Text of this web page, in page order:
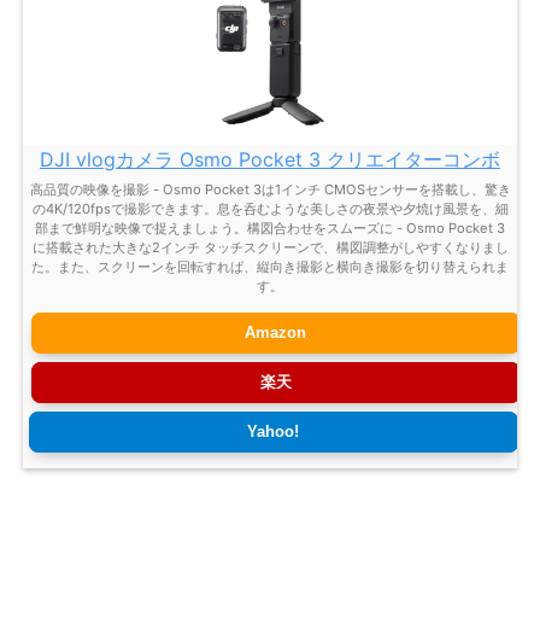
DJI vlogカメラ Osmo Pocket 3 クリエイターコンボ
高品質の映像を撮影 - Osmo Pocket 3は1インチ CMOSセンサーを搭載し、驚き
の4K/120fpsで撮影できます。息を呑むような美しさの夜景や夕焼け風景を、細
部まで鮮明な映像で捉えましょう。構図合わせをスムーズに - Osmo Pocket 3
に搭載された大きな2インチ タッチスクリーンで、構図調整がしやすくなりまし
た。また、スクリーンを回転すれば、縦向き撮影と横向き撮影を切り替えられま
す。
Amazon
楽天
Yahoo!